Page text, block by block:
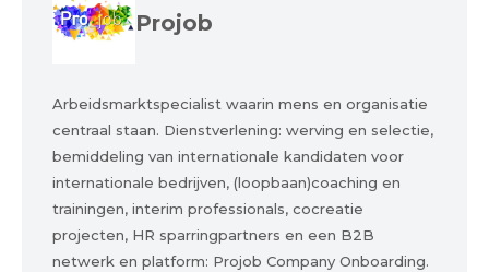
Projob
Arbeidsmarktspecialist waarin mens en organisatie
centraal staan. Dienstverlening: werving en selectie,
bemiddeling van internationale kandidaten voor
internationale bedrijven, (loopbaan)coaching en
trainingen, interim professionals, cocreatie
projecten, HR sparringpartners en een B2B
netwerk en platform: Projob Company Onboarding.